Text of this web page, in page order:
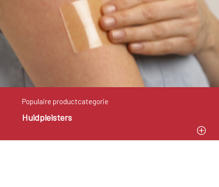
Populaire productcategorie
Huidpleisters